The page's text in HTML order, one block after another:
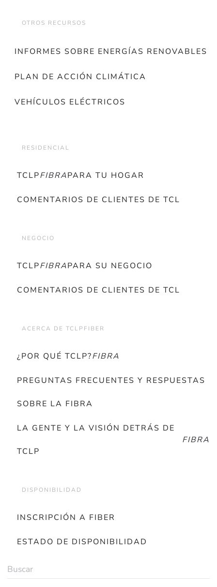
OTROS RECURSOS
INFORMES SOBRE ENERGÍAS RENOVABLES
PLAN DE ACCIÓN CLIMÁTICA
VEHÍCULOS ELÉCTRICOS
RESIDENCIAL
TCLPFIBRAPARA TU HOGAR
COMENTARIOS DE CLIENTES DE TCL
NEGOCIO
TCLPFIBRAPARA SU NEGOCIO
COMENTARIOS DE CLIENTES DE TCL
ACERCA DE TCLPFIBER
¿POR QUÉ TCLP?FIBRA
PREGUNTAS FRECUENTES Y RESPUESTAS
SOBRE LA FIBRA
LA GENTE Y LA VISIÓN DETRÁS DE
TCLP
FIBRA
DISPONIBILIDAD
INSCRIPCIÓN A FIBER
ESTADO DE DISPONIBILIDAD